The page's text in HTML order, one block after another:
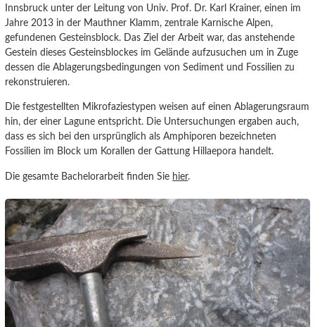
Innsbruck unter der Leitung von Univ. Prof. Dr. Karl Krainer, einen im
Jahre 2013 in der Mauthner Klamm, zentrale Karnische Alpen,
gefundenen Gesteinsblock. Das Ziel der Arbeit war, das anstehende
Gestein dieses Gesteinsblockes im Gelände aufzusuchen um in Zuge
dessen die Ablagerungsbedingungen von Sediment und Fossilien zu
rekonstruieren.
Die festgestellten Mikrofaziestypen weisen auf einen Ablagerungsraum
hin, der einer Lagune entspricht. Die Untersuchungen ergaben auch,
dass es sich bei den ursprünglich als Amphiporen bezeichneten
Fossilien im Block um Korallen der Gattung Hillaepora handelt.
Die gesamte Bachelorarbeit finden Sie hier.